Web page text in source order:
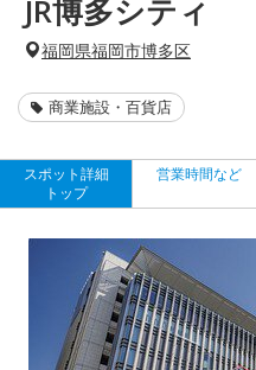
JR博多シティ
福岡県福岡市博多区
商業施設・百貨店
スポット詳細
トップ
営業時間など